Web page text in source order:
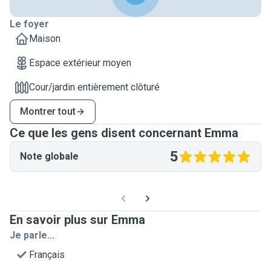
Le foyer
Maison
Espace extérieur moyen
Cour/jardin entièrement clôturé
Montrer tout
Ce que les gens disent concernant Emma
Note globale 5
En savoir plus sur Emma
Je parle...
Français